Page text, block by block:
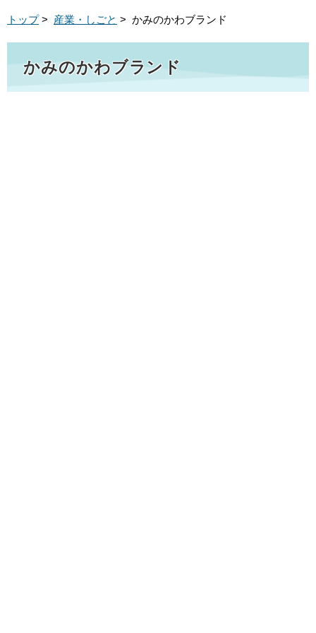
トップ> 産業・しごと > かみのかわブランド
かみのかわブランド